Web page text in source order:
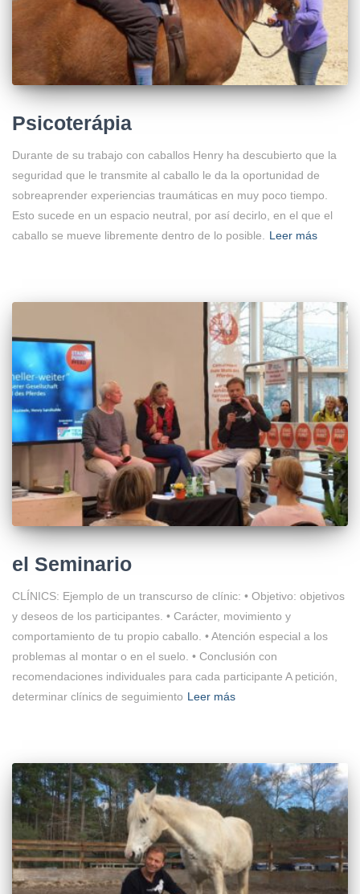
Psicoterápia
Durante de su trabajo con caballos Henry ha descubierto que la
seguridad que le transmite al caballo le da la oportunidad de
sobreaprender experiencias traumáticas en muy poco tiempo.
Esto sucede en un espacio neutral, por así decirlo, en el que el
caballo se mueve libremente dentro de lo posible. Leer más
el Seminario
CLÍNICS: Ejemplo de un transcurso de clínic: • Objetivo: objetivos
y deseos de los participantes. • Carácter, movimiento y
comportamiento de tu propio caballo. • Atención especial a los
problemas al montar o en el suelo. • Conclusión con
recomendaciones individuales para cada participante A petición,
determinar clínics de seguimiento Leer más